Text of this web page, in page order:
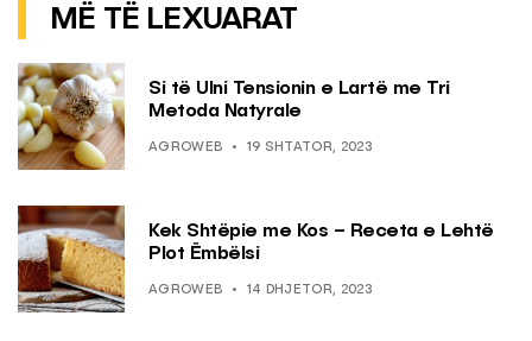
MË TË LEXUARAT
Si të Ulni Tensionin e Lartë me Tri
Metoda Natyrale
AGROWEB 19 SHTATOR, 2023
Kek Shtëpie me Kos – Receta e Lehtë
Plot Ëmbëlsi
AGROWEB 14 DHJETOR, 2023